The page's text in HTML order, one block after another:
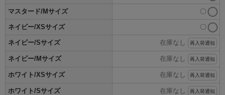
マスタード/Mサイズ 〇
ネイビー/XSサイズ 〇
ネイビー/Sサイズ 在庫なし 再入荷通知
ネイビー/Mサイズ 在庫なし 再入荷通知
ホワイト/XSサイズ 在庫なし 再入荷通知
ホワイト/Sサイズ 在庫なし 再入荷通知